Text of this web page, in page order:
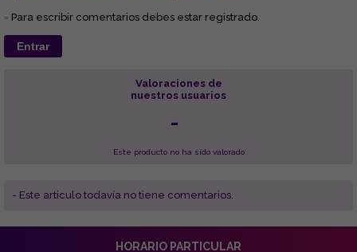
- Para escribir comentarios debes estar registrado.
Entrar
Valoraciones de
nuestros usuarios
-
Este producto no ha sido valorado
- Este articulo todavía no tiene comentarios.
HORARIO PARTICULAR